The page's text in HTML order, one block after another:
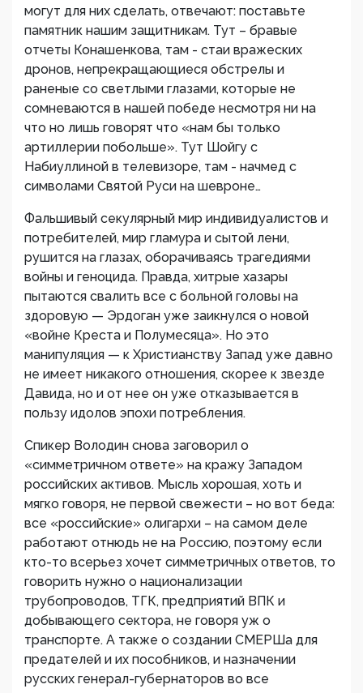
могут для них сделать, отвечают: поставьте
памятник нашим защитникам. Тут – бравые
отчеты Конашенкова, там - стаи вражеских
дронов, непрекращающиеся обстрелы и
раненые со светлыми глазами, которые не
сомневаются в нашей победе несмотря ни на
что но лишь говорят что «нам бы только
артиллерии побольше». Тут Шойгу с
Набиуллиной в телевизоре, там - начмед с
символами Святой Руси на шевроне…
Фальшивый секулярный мир индивидуалистов и
потребителей, мир гламура и сытой лени,
рушится на глазах, оборачиваясь трагедиями
войны и геноцида. Правда, хитрые хазары
пытаются свалить все с больной головы на
здоровую — Эрдоган уже заикнулся о новой
«войне Креста и Полумесяца». Но это
манипуляция — к Христианству Запад уже давно
не имеет никакого отношения, скорее к звезде
Давида, но и от нее он уже отказывается в
пользу идолов эпохи потребления.
Спикер Володин снова заговорил о
«симметричном ответе» на кражу Западом
российских активов. Мысль хорошая, хоть и
мягко говоря, не первой свежести – но вот беда:
все «российские» олигархи – на самом деле
работают отнюдь не на Россию, поэтому если
кто-то всерьез хочет симметричных ответов, то
говорить нужно о национализации
трубопроводов, ТГК, предприятий ВПК и
добывающего сектора, не говоря уж о
транспорте. А также о создании СМЕРШа для
предателей и их пособников, и назначении
русских генерал-губернаторов во все